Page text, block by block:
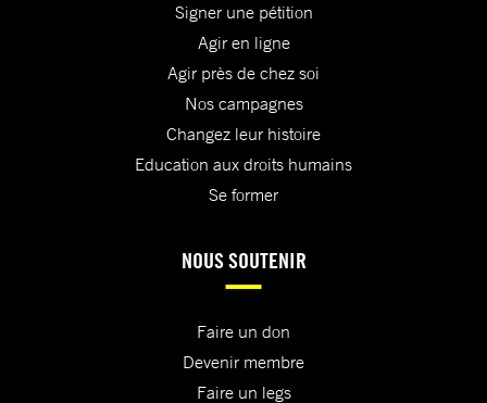
Signer une pétition
Agir en ligne
Agir près de chez soi
Nos campagnes
Changez leur histoire
Education aux droits humains
Se former
NOUS SOUTENIR
Faire un don
Devenir membre
Faire un legs